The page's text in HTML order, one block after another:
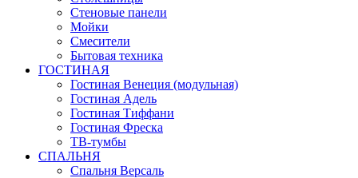
Стеновые панели
Мойки
Смесители
Бытовая техника
ГОСТИНАЯ
Гостиная Венеция (модульная)
Гостиная Адель
Гостиная Тиффани
Гостиная Фреска
ТВ-тумбы
СПАЛЬНЯ
Спальня Версаль